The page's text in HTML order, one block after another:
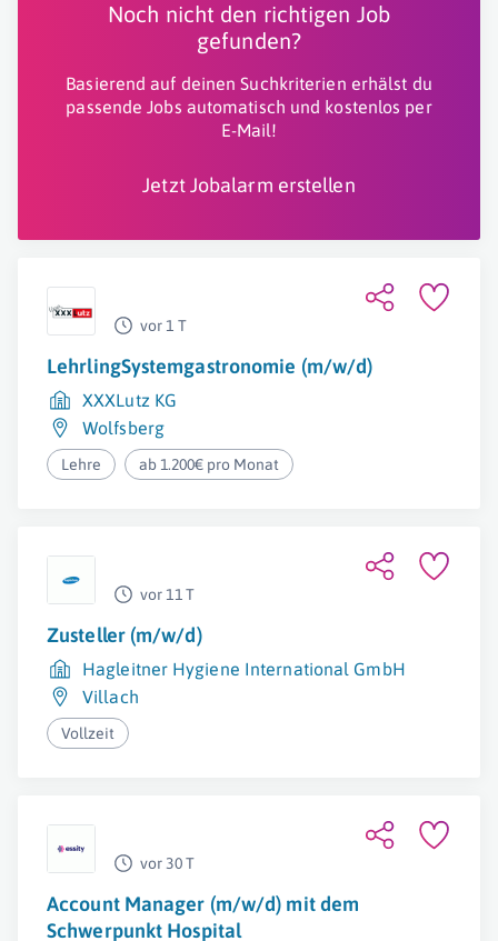
Noch nicht den richtigen Job
gefunden?
Basierend auf deinen Suchkriterien erhälst du
passende Jobs automatisch und kostenlos per
E-Mail!
Jetzt Jobalarm erstellen
vor 1 T
LehrlingSystemgastronomie (m/w/d)
XXXLutz KG
Wolfsberg
Lehre ab 1.200€ pro Monat
vor 11 T
Zusteller (m/w/d)
Hagleitner Hygiene International GmbH
Villach
Vollzeit
vor 30 T
Account Manager (m/w/d) mit dem
Schwerpunkt Hospital